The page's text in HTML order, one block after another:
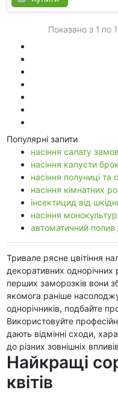
Показано з 1 по
Популярні запити
насіння салату
насіння капусти
насіння полуниці та
насіння кімнатних
інсектицид від
насіння
автоматичний полив
Тривале рясне цвітіння
декоративних
перших заморозків вони
якомога раніше
однорічників, подбайте
Використовуйте
дають відмінні сходи,
до різних зовнішніх
Найкращі
квітів